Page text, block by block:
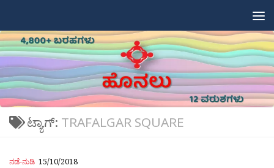
ಟ್ಯಾಗ್: TRAFALGAR SQUARE
ನಡೆ-ನುಡಿ 15/10/2018